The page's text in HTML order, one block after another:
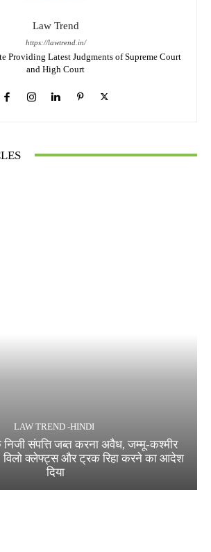
Law Trend
https://lawtrend.in/
Providing Latest Judgments of Supreme Court
and High Court
LAW TREND -HINDI
के निजी संपत्ति जब्त करना अवैध, जम्मू-कश्मीर
विलो क्लेफ्ट्स और ट्रक रिहा करने का आदेश
दिया